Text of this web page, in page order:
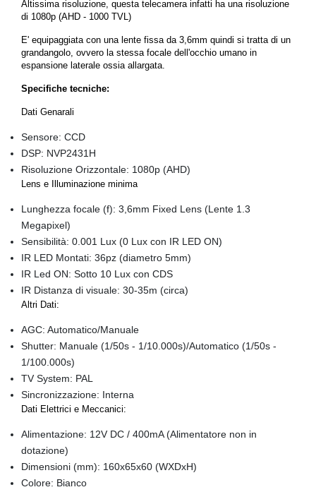
Altissima risoluzione, questa telecamera infatti ha una risoluzione
di 1080p (AHD - 1000 TVL)
E' equipaggiata con una lente fissa da 3,6mm quindi si tratta di un
grandangolo, ovvero la stessa focale dell'occhio umano in
espansione laterale ossia allargata.
Specifiche tecniche:
Dati Genarali
Sensore: CCD
DSP: NVP2431H
Risoluzione Orizzontale: 1080p (AHD)
Lens e Illuminazione minima
Lunghezza focale (f): 3,6mm Fixed Lens (Lente 1.3
Megapixel)
Sensibilità: 0.001 Lux (0 Lux con IR LED ON)
IR LED Montati: 36pz (diametro 5mm)
IR Led ON: Sotto 10 Lux con CDS
IR Distanza di visuale: 30-35m (circa)
Altri Dati:
AGC: Automatico/Manuale
Shutter: Manuale (1/50s - 1/10.000s)/Automatico (1/50s -
1/100.000s)
TV System: PAL
Sincronizzazione: Interna
Dati Elettrici e Meccanici:
Alimentazione: 12V DC / 400mA (Alimentatore non in
dotazione)
Dimensioni (mm): 160x65x60 (WXDxH)
Colore: Bianco